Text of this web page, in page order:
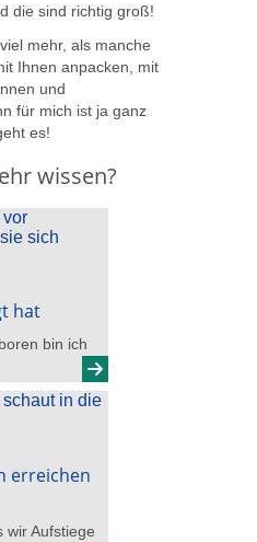
die sind richtig groß!
mehr, als manche
Ihnen anpacken, mit
und
für mich ist ja ganz
es!
wissen?
hat
bin ich
erreichen
wir Aufstiege